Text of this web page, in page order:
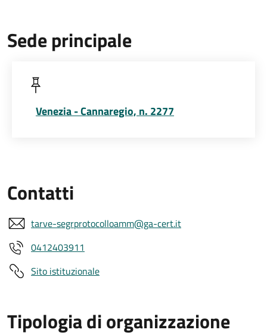
Sede principale
Venezia - Cannaregio, n. 2277
Contatti
tarve-segrprotocolloamm@ga-cert.it
0412403911
Sito istituzionale
Tipologia di organizzazione